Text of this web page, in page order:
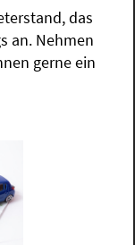
das
an. Nehmen
gerne ein